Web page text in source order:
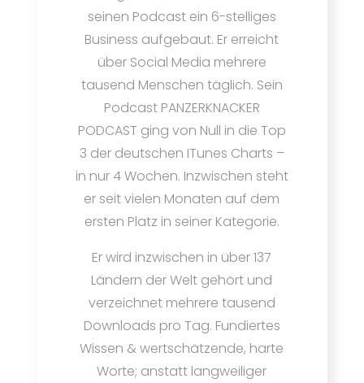
seinen Podcast ein 6-stelliges
Business aufgebaut. Er erreicht
über Social Media mehrere
tausend Menschen täglich. Sein
Podcast PANZERKNACKER
PODCAST ging von Null in die Top
3 der deutschen ITunes Charts –
in nur 4 Wochen. Inzwischen steht
er seit vielen Monaten auf dem
ersten Platz in seiner Kategorie.
Er wird inzwischen in über 137
Ländern der Welt gehört und
verzeichnet mehrere tausend
Downloads pro Tag. Fundiertes
Wissen & wertschätzende, harte
Worte; anstatt langweiliger